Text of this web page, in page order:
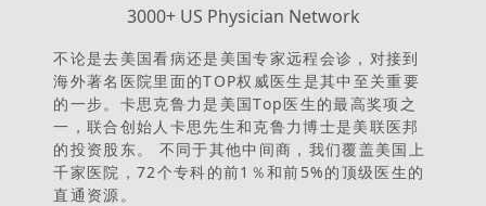
3000+ US Physician Network
不论是去美国看病还是美国专家远程会诊，对接到
海外著名医院里面的TOP权威医生是其中至关重要
的一步。卡思克鲁力是美国Top医生的最高奖项之
一，联合创始人卡思先生和克鲁力博士是美联医邦
的投资股东。 不同于其他中间商，我们覆盖美国上
千家医院，72个专科的前1％和前5%的顶级医生的
直通资源。